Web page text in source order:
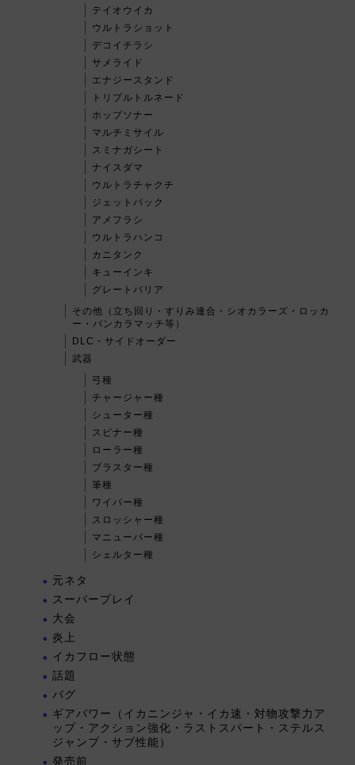
テイオウイカ
ウルトラショット
デコイチラシ
サメライド
エナジースタンド
トリプルトルネード
ホップソナー
マルチミサイル
スミナガシート
ナイスダマ
ウルトラチャクチ
ジェットパック
アメフラシ
ウルトラハンコ
カニタンク
キューインキ
グレートバリア
その他（立ち回り・すりみ連合・シオカラーズ・ロッカ
ー・バンカラマッチ等）
DLC・サイドオーダー
武器
弓種
チャージャー種
シューター種
スピナー種
ローラー種
ブラスター種
筆種
ワイパー種
スロッシャー種
マニューバー種
シェルター種
元ネタ
スーパープレイ
大会
炎上
イカフロー状態
話題
バグ
ギアパワー（イカニンジャ・イカ速・対物攻撃力ア
ップ・アクション強化・ラストスパート・ステルス
ジャンプ・サブ性能）
発売前